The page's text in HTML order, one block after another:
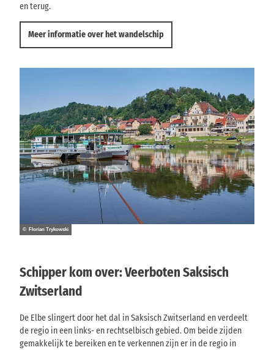
en terug.
Meer informatie over het wandelschip
Schipper kom over: Veerboten Saksisch
Zwitserland
De Elbe slingert door het dal in Saksisch Zwitserland en verdeelt
de regio in een links- en rechtselbisch gebied. Om beide zijden
gemakkelijk te bereiken en te verkennen zijn er in de regio in
© Florian Trykowski